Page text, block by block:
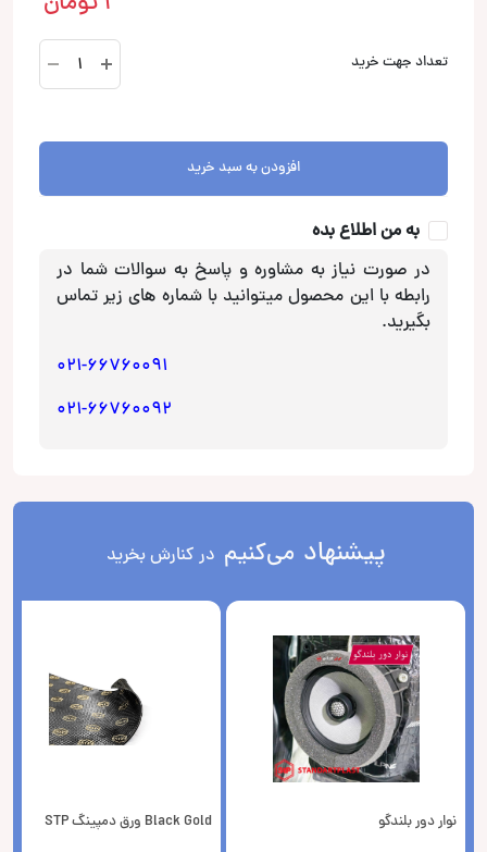
تعداد جهت خرید
XS-
GTF1339
افزودن به سبد خرید
به من اطلاع بده
در صورت نیاز به مشاوره و پاسخ به سوالات شما در
رابطه با این محصول میتوانید با شماره های زیر تماس
بگیرید.
021-66760091
021-66760092
پیشنهاد می‌کنیم در کنارش بخرید
نوار دور بلندگو Black Gold ورق دمپینگ STP